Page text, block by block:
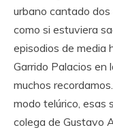
urbano cantado
como si estuviera
episodios de media
Garrido Palacios
muchos
modo telúrico, esas
colega de Gustavo